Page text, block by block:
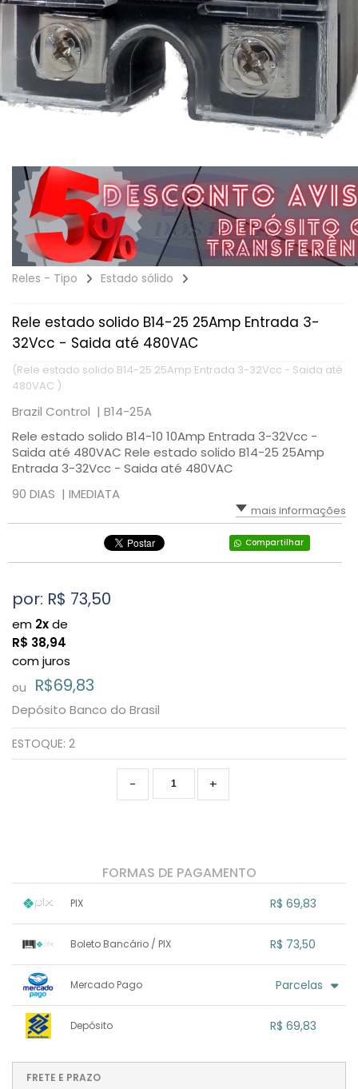
Reles - Tipo Estado sólido
Rele estado solido B14-25 25Amp Entrada 3-
32Vcc - Saida até 480VAC
(Rele estado solido B14-25 25Amp Entrada 3-32Vcc - Saida até
480VAC )
Brazil Control | B14-25A
Rele estado solido B14-10 10Amp Entrada 3-32Vcc -
Saida até 480VAC Rele estado solido B14-25 25Amp
Entrada 3-32Vcc - Saida até 480VAC
90 DIAS | IMEDIATA
mais informações
Compartilhar
por: R$ 73,50
em 2xde
R$ 38,94
com juros
ou R$69,83
Depósito Banco do Brasil
ESTOQUE: 2
+
-
FORMAS DE PAGAMENTO
PIX R$ 69,83
.
Boleto Bancário / PIX R$ 73,50
.
Mercado Pago Parcelas
2x com juros de R$ 38,94
Depósito R$ 69,83
...
....
FRETE E PRAZO